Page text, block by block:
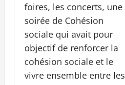
foires, les concerts, une
soirée de Cohésion
sociale qui avait pour
objectif de renforcer la
cohésion sociale et le
vivre ensemble entre les